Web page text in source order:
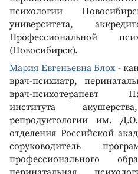
психологии
университета,
Профессиональной
(Новосибирск).
Мария Евгеньевна Блох-
врач-психиатр,
врач-психотерапевт
института
репродуктологии им.
отделения Российской
соруководитель
профессионального